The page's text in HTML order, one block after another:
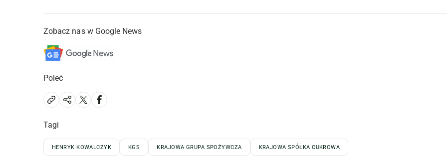
Zobacz nas w Google News
Poleć
Tagi
HENRYK KOWALCZYK KGS KRAJOWA GRUPA SPOŻYWCZA KRAJOWA SPÓŁKA CUKROWA